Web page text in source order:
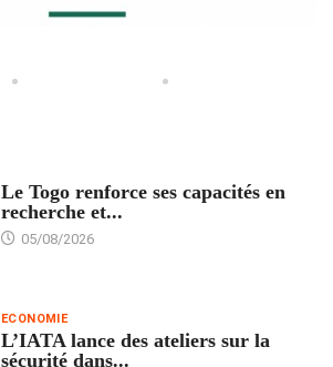
Le Togo renforce ses capacités en
recherche et...
05/08/2026
ECONOMIE
L’IATA lance des ateliers sur la
sécurité dans...